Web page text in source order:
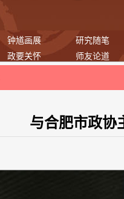
钟馗画展
研究随笔
政要关怀 师友论道
与合肥市政协